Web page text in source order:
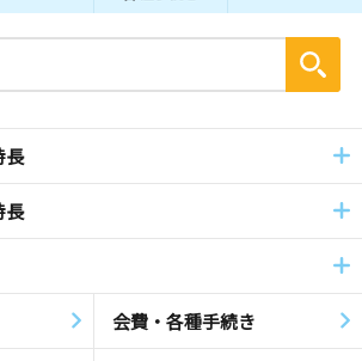
長
長
会費・各種手続き